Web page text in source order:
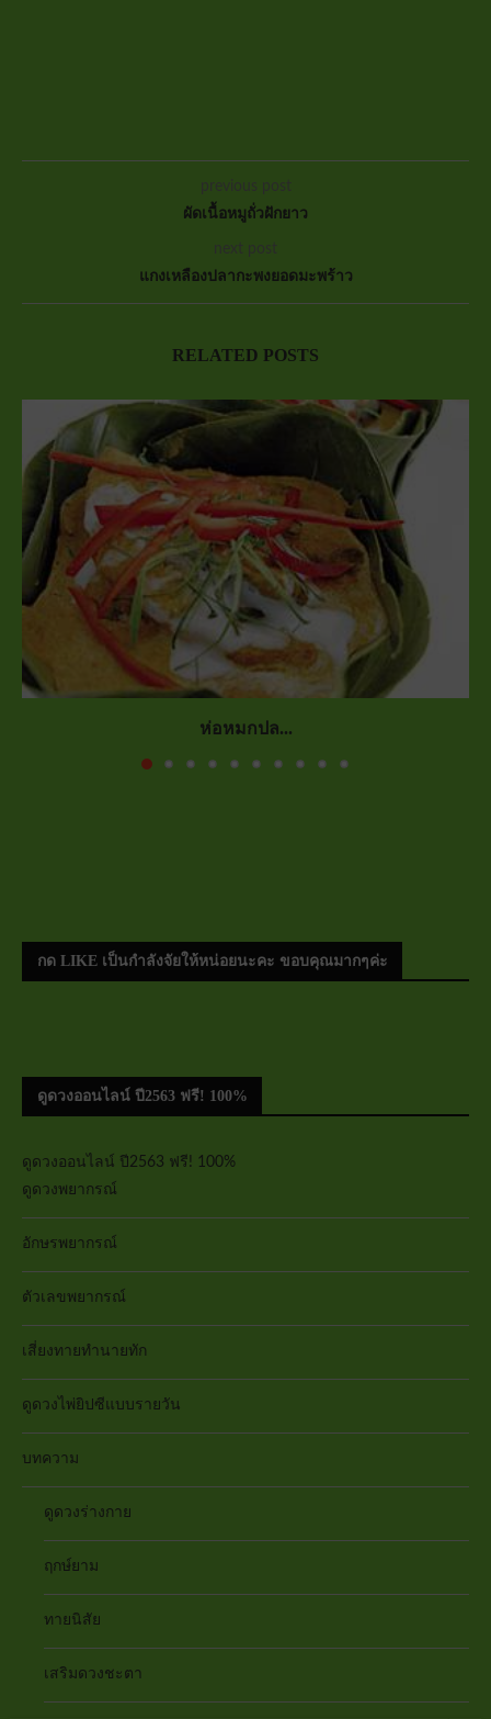
previous post
ผัดเนื้อหมูถั่วฝักยาว
next post
แกงเหลืองปลากะพงยอดมะพร้าว
RELATED POSTS
ห่อหมกปล...
กด LIKE เป็นกำลังจัยให้หน่อยนะคะ ขอบคุณมากๆค่ะ
ดูดวงออนไลน์ ปี2563 ฟรี! 100%
ดูดวงออนไลน์ ปี2563 ฟรี! 100%
ดูดวงพยากรณ์
อักษรพยากรณ์
ตัวเลขพยากรณ์
เสี่ยงทายทำนายทัก
ดูดวงไพ่ยิปซีแบบรายวัน
บทความ
ดูดวงร่างกาย
ฤกษ์ยาม
ทายนิสัย
เสริมดวงชะตา